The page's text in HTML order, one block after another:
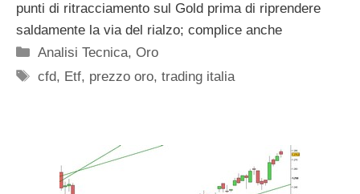
punti di ritracciamento sul Gold prima di riprendere
saldamente la via del rialzo; complice anche
Categorie
Analisi Tecnica,Oro
Tag
cfd, Etf, prezzo oro,trading italia